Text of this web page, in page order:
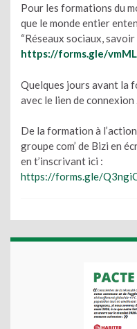
Pour les formations du
que le monde entier
“Réseaux sociaux, savoir
https://forms.gle/
Quelques jours avant la
avec le lien de connexion
De la formation à l’action
groupe com’ de Bizi en
en t’inscrivant ici :
https://forms.gle/